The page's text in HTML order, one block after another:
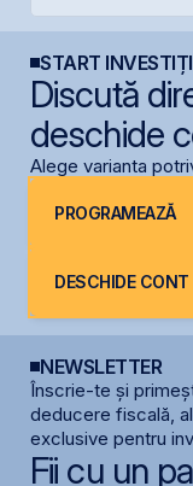
START
Discută
deschide
Alege varianta
PROGRAMEAZĂ
DESCHIDE CONT
NEWSLETTER
Înscrie-te și
deducere fiscală,
exclusive pentru
Fii cu un